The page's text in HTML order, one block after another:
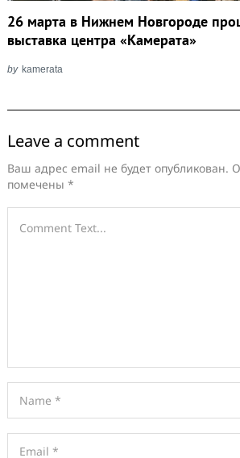
26 марта в Нижнем Новгороде
выставка центра «Камерата»
by kamerata
Leave a comment
Ваш адрес email не будет опубликован.
помечены *